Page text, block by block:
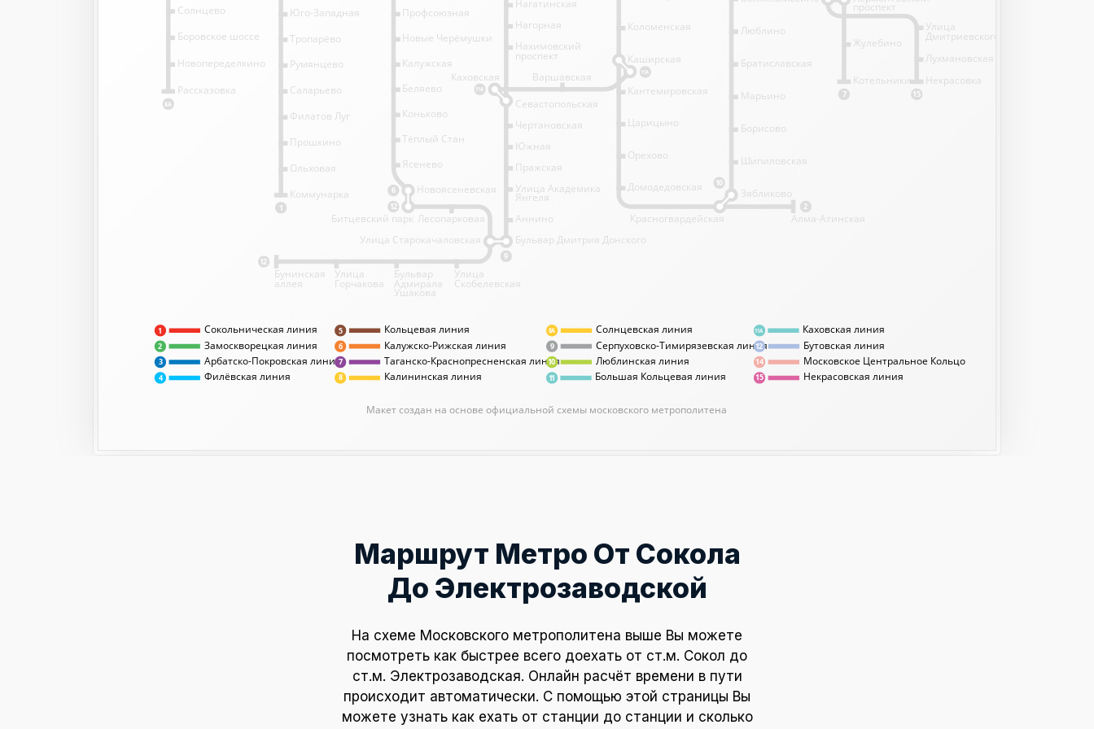
Сокольническая линия
Замоскворецкая линия
Арбатско-Покровская линия
Филёвская линия
Кольцевая линия
Калужско-Рижская линия
Таганско-Краснопресненская линия
Калининская линия
Солнцевская линия
Серпуховско-Тимирязевская линия
Люблинская линия
Каховская линия
Бутовская линия
Московское Центральное Кольцо
Макет создан на основе официальной схемы московского метрополитена
2
3
11А
Большая Кольцевая линия
8
9
10
7
6 12
8А
11
14
5
4
1
15 Некрасовская линия
7
2
10
11А
11А
9
6
12
12
1
8А
15
Профсоюзная
Новые Черёмушки
Калужская
Беляево
Коньково
Тёплый Стан
Ясенево
Новоясеневская
Нагатинская
Нагорная
Нахимовский
проспект
Севастопольская
Чертановская
Южная
Пражская
Улица Академика
Янгеля
проспект
Жулебино
Котельники
Люблино
Братиславская
Марьино
Борисово
Шипиловская
Зябликово
Коломенская
Каширская
Кантемировская
Царицыно
Орехово
Домодедовская
Красногвардейская Алма-Атинская
Аннино
Бульвар Дмитрия Донского
Саларьево
Румянцево
Тропарёво
Юго-Западная
Варшавская
Битцевский парк Лесопарковая
Улица Старокачаловская
Улица
Скобелевская
Бульвар
Адмирала
Ушакова
Улица
Горчакова
Бунинская
аллея
Каховская
Рассказовка
Новопеределкино
Боровское шоссе
Солнцево
Улица
Дмитриевского
Лухмановская
Некрасовка
Филатов Луг
Прошкино
Ольховая
Коммунарка
Маршрут Метро От Сокола
До Электрозаводской
На схеме Московского метрополитена выше Вы можете
посмотреть как быстрее всего доехать от ст.м. Сокол до
ст.м. Электрозаводская. Онлайн расчёт времени в пути
происходит автоматически. С помощью этой страницы Вы
можете узнать как ехать от станции до станции и сколько